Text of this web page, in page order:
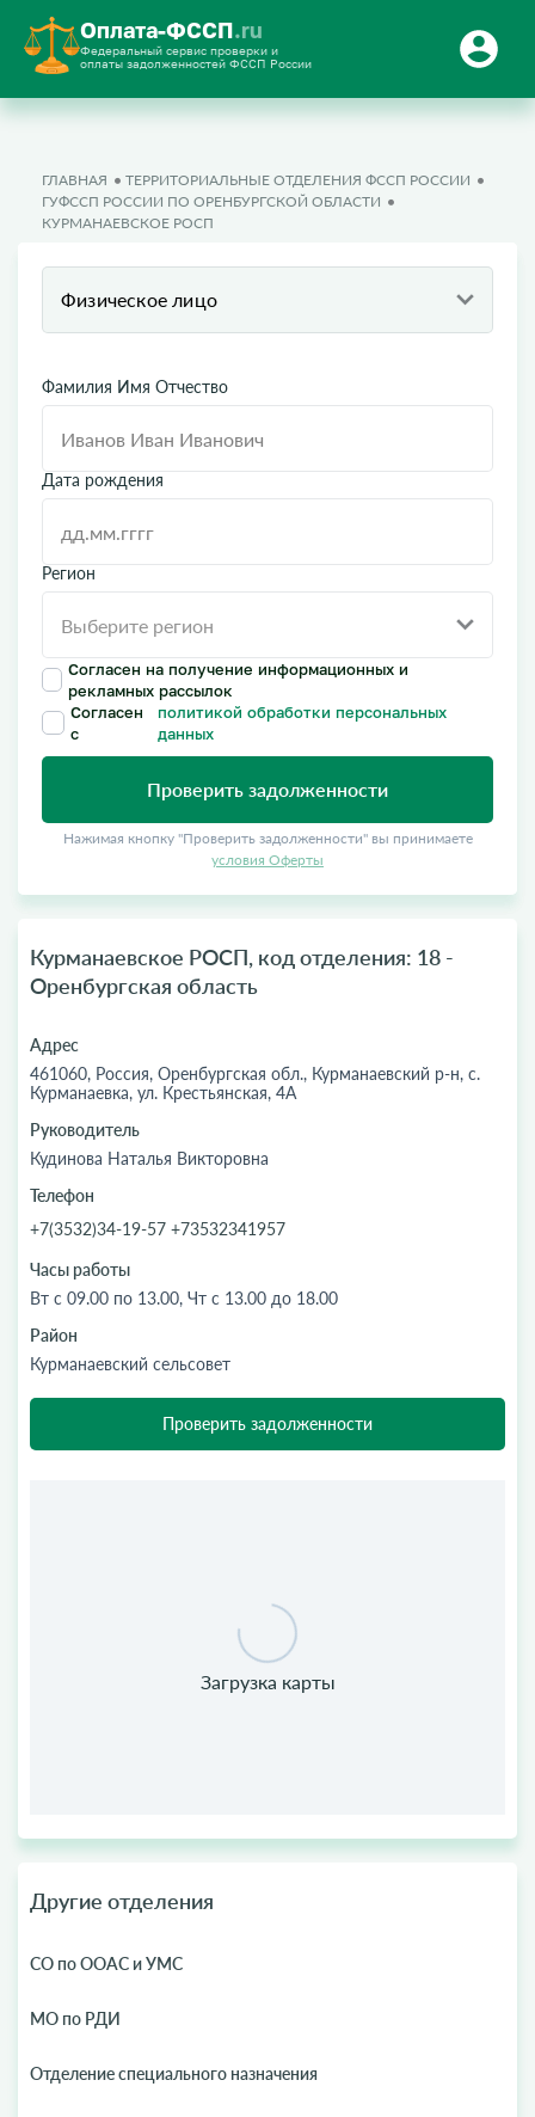
Оплата-ФССП.ru
Федеральный сервис проверки и
оплаты задолженностей ФССП России
ГЛАВНАЯ
ТЕРРИТОРИАЛЬНЫЕ ОТДЕЛЕНИЯ ФССП РОССИИ
ГУФССП РОССИИ ПО ОРЕНБУРГСКОЙ ОБЛАСТИ
КУРМАНАЕВСКОЕ РОСП
Физическое лицо
Фамилия Имя Отчество
Дата рождения
Регион
Согласен на получение информационных и
рекламных рассылок
Согласен
с
политикой обработки персональных
данных
Проверить задолженности
Нажимая кнопку "Проверить задолженности" вы принимаете
условия Оферты
Курманаевское РОСП, код отделения: 18 -
Оренбургская область
Адрес
461060, Россия, Оренбургская обл., Курманаевский р-н, с.
Курманаевка, ул. Крестьянская, 4А
Руководитель
Кудинова Наталья Викторовна
Телефон
+7(3532)34-19-57 +73532341957
Часы работы
Вт с 09.00 по 13.00, Чт с 13.00 до 18.00
Район
Курманаевский сельсовет
Проверить задолженности
Другие отделения
СО по ООАС и УМС
МО по РДИ
Отделение специального назначения